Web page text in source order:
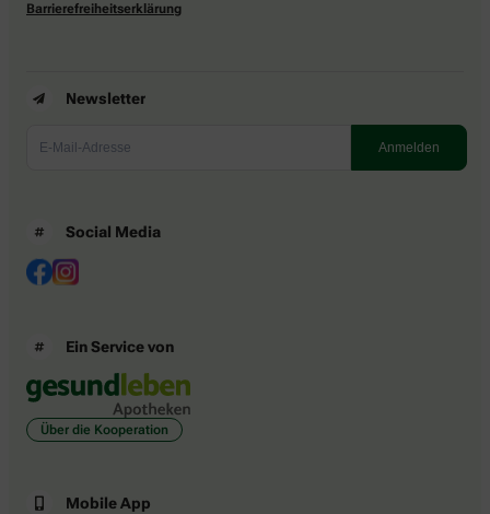
Barrierefreiheitserklärung
Newsletter
Social Media
Ein Service von
Über die Kooperation
Mobile App